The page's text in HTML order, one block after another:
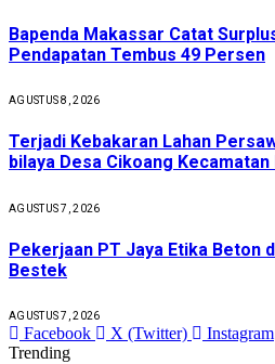
Bapenda Makassar Catat
Pendapatan Tembus 49 Persen
AGUSTUS 8, 2026
Terjadi Kebakaran Lahan
bilaya Desa Cikoang Kecamatan
AGUSTUS 7, 2026
Pekerjaan PT Jaya Etika Beton
Bestek
AGUSTUS 7, 2026
Facebook X (Twitter)
Instagram
Trending